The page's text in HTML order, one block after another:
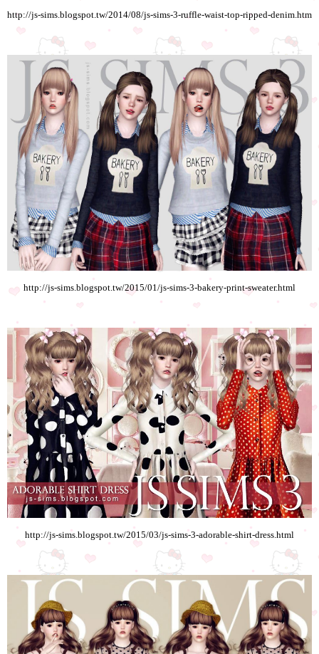
http://js-sims.blogspot.tw/2014/08/js-sims-3-ruffle-waist-top-ripped-denim.htm
http://js-sims.blogspot.tw/2015/01/js-sims-3-bakery-print-sweater.html
http://js-sims.blogspot.tw/2015/03/js-sims-3-adorable-shirt-dress.html